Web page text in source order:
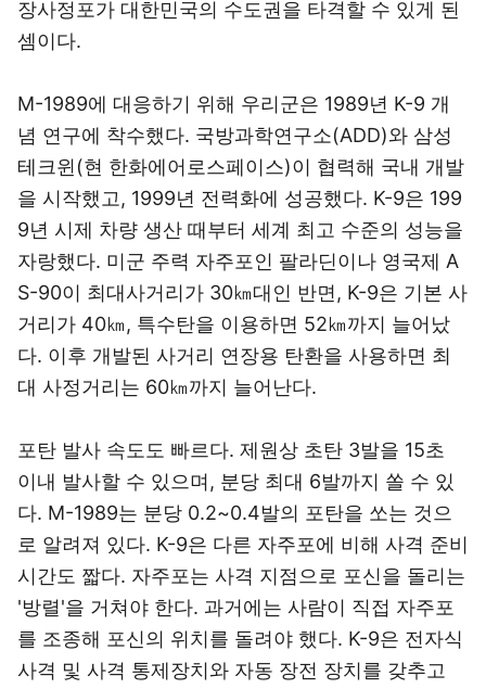
장사정포가 대한민국의 수도권을 타격할 수 있게 된
셈이다.
M-1989에 대응하기 위해 우리군은 1989년 K-9 개
념 연구에 착수했다. 국방과학연구소(ADD)와 삼성
테크윈(현 한화에어로스페이스)이 협력해 국내 개발
을 시작했고, 1999년 전력화에 성공했다. K-9은 199
9년 시제 차량 생산 때부터 세계 최고 수준의 성능을
자랑했다. 미군 주력 자주포인 팔라딘이나 영국제 A
S-90이 최대사거리가 30㎞대인 반면, K-9은 기본 사
거리가 40㎞, 특수탄을 이용하면 52㎞까지 늘어났
다. 이후 개발된 사거리 연장용 탄환을 사용하면 최
대 사정거리는 60㎞까지 늘어난다.
포탄 발사 속도도 빠르다. 제원상 초탄 3발을 15초
이내 발사할 수 있으며, 분당 최대 6발까지 쏠 수 있
다. M-1989는 분당 0.2~0.4발의 포탄을 쏘는 것으
로 알려져 있다. K-9은 다른 자주포에 비해 사격 준비
시간도 짧다. 자주포는 사격 지점으로 포신을 돌리는
'방렬'을 거쳐야 한다. 과거에는 사람이 직접 자주포
를 조종해 포신의 위치를 돌려야 했다. K-9은 전자식
사격 및 사격 통제장치와 자동 장전 장치를 갖추고